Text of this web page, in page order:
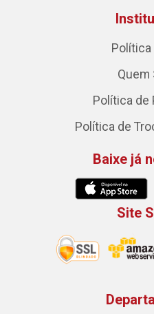
Quem
Política de
Política de
Baixe já
Site